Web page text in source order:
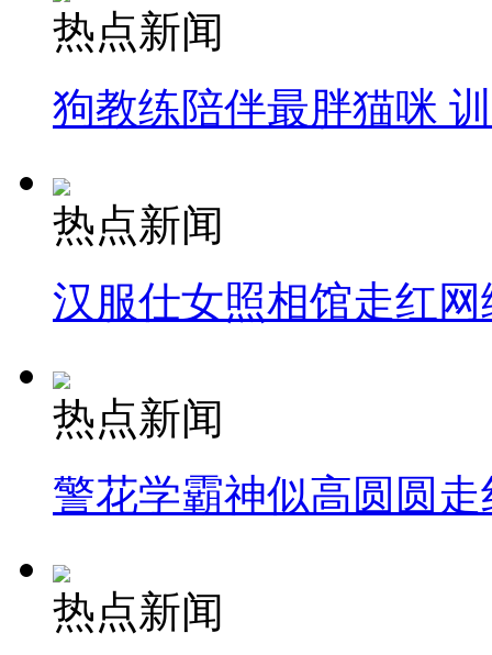
热点新闻
狗教练陪伴最胖猫咪
热点新闻
汉服仕女照相馆走红网
热点新闻
警花学霸神似高圆圆走
热点新闻